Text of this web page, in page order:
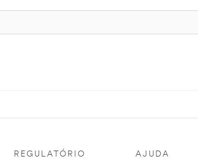
REGULATÓRIO AJUDA